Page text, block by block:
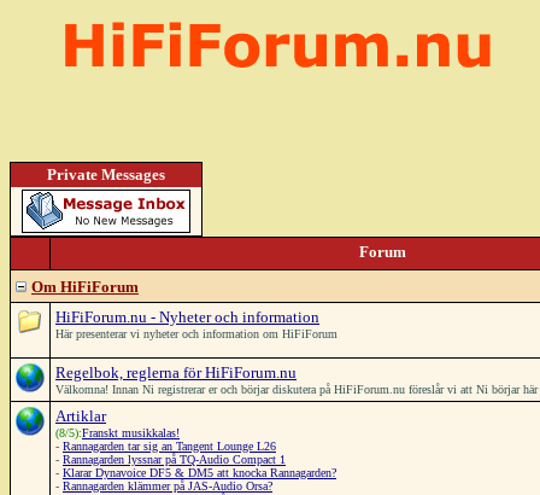
Private Messages
Forum
Om HiFiForum
HiFiForum.nu - Nyheter och information
Här presenterar vi nyheter och information om HiFiForum
Regelbok, reglerna för HiFiForum.nu
Välkomna! Innan Ni registrerar er och börjar diskutera på HiFiForum.nu föreslår vi att Ni börjar
Artiklar
(8/5):Franskt musikkalas!
- Rannagarden tar sig an Tangent Lounge L26
- Rannagarden lyssnar på TQ-Audio Compact 1
- Klarar Dynavoice DF5 & DM5 att knocka Rannagarden?
- Rannagarden klämmer på JAS-Audio Orsa?